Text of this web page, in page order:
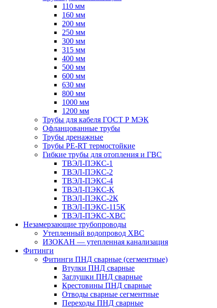
110 мм
160 мм
200 мм
250 мм
300 мм
315 мм
400 мм
500 мм
600 мм
630 мм
800 мм
1000 мм
1200 мм
Трубы для кабеля ГОСТ Р МЭК
Офланцованные трубы
Трубы дренажные
Трубы PE-RT термостойкие
Гибкие трубы для отопления и ГВС
ТВЭЛ-ПЭКС-1
ТВЭЛ-ПЭКС-2
ТВЭЛ-ПЭКС-4
ТВЭЛ-ПЭКС-К
ТВЭЛ-ПЭКС-2К
ТВЭЛ-ПЭКС-115К
ТВЭЛ-ПЭКС-ХВС
Незамерзающие трубопроводы
Утепленный водопровод ХВС
ИЗОКАН — утепленная канализация
Фитинги
Фитинги ПНД сварные (сегментные)
Втулки ПНД сварные
Заглушки ПНД сварные
Крестовины ПНД сварные
Отводы сварные сегментные
Переходы ПНД сварные